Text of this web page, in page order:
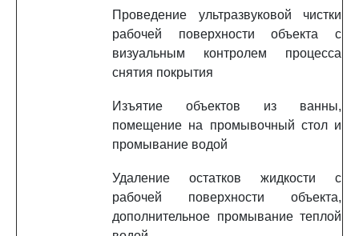
Проведение ультразвуковой чистки
рабочей поверхности объекта с
визуальным контролем процесса
снятия покрытия
Изъятие объектов из ванны,
помещение на промывочный стол и
промывание водой
Удаление остатков жидкости с
рабочей поверхности объекта,
дополнительное промывание теплой